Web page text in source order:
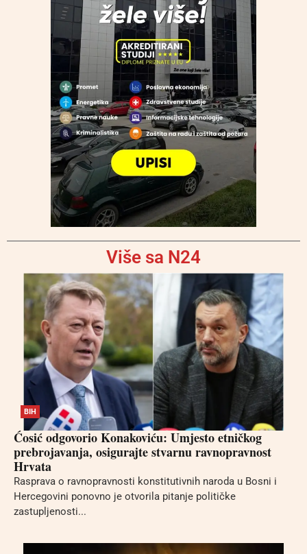
Više sa N24
BIH
Ćosić odgovorio Konakoviću: Umjesto etničkog
prebrojavanja, osigurajte stvarnu ravnopravnost
Hrvata
Rasprava o ravnopravnosti konstitutivnih naroda u Bosni i
Hercegovini ponovno je otvorila pitanje političke
zastupljenosti...